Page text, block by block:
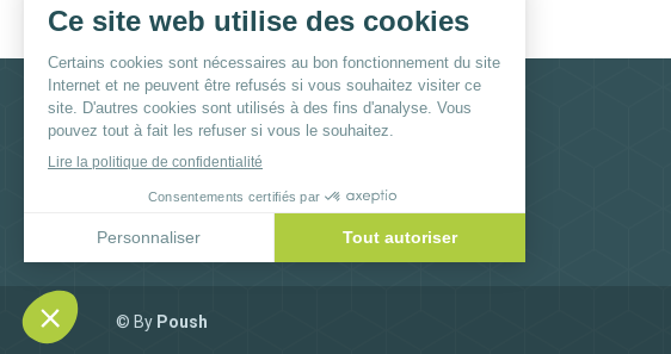
Réseaux sociaux
Facebook
Instagram
YouTube
Linkedin
© By Poush